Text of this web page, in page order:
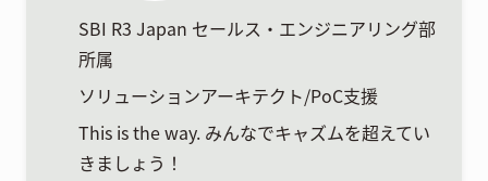
SBI R3 Japan セールス・エンジニアリング部
所属
ソリューションアーキテクト/PoC支援
This is the way. みんなでキャズムを超えてい
きましょう！